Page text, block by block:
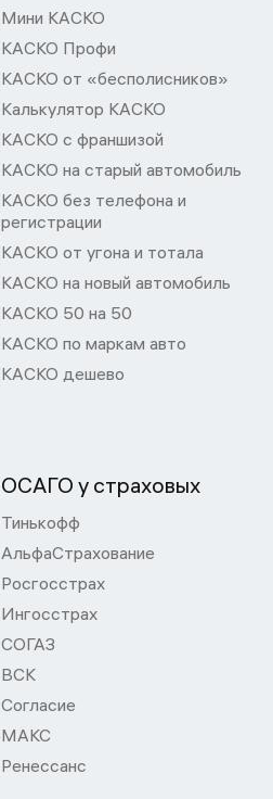
Мини КАСКО
КАСКО Профи
КАСКО от «бесполисников»
Калькулятор КАСКО
КАСКО с франшизой
КАСКО на старый автомобиль
КАСКО без телефона и
регистрации
КАСКО от угона и тотала
КАСКО на новый автомобиль
КАСКО 50 на 50
КАСКО по маркам авто
КАСКО дешево
ОСАГО у страховых
Тинькофф
АльфаСтрахование
Росгосстрах
Ингосстрах
СОГАЗ
ВСК
Согласие
МАКС
Ренессанс